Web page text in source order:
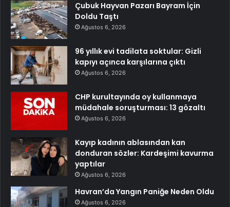
Çubuk Hayvan Pazarı Bayram İçin
Doldu Taştı
Ağustos 6, 2026
96 yıllık evi tadilata soktular: Gizli
kapıyı açınca karşılarına çıktı
Ağustos 6, 2026
CHP kurultayında oy kullanmaya
müdahale soruşturması: 13 gözaltı
Ağustos 6, 2026
Kayıp kadının ablasından kan
donduran sözler: Kardeşimi kavurma
yaptılar
Ağustos 6, 2026
Havran’da Yangın Paniğe Neden Oldu
Ağustos 6, 2026